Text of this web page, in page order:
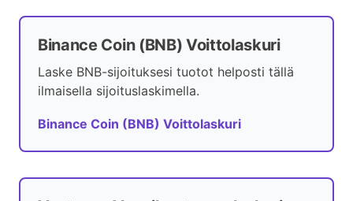
Binance Coin (BNB) Voittolaskuri
Laske BNB-sijoituksesi tuotot helposti tällä
ilmaisella sijoituslaskimella.
Binance Coin (BNB) Voittolaskuri